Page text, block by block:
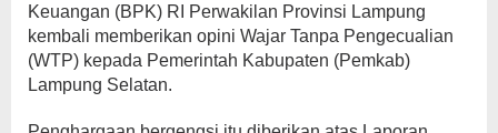
Keuangan (BPK) RI Perwakilan Provinsi Lampung
kembali memberikan opini Wajar Tanpa Pengecualian
(WTP) kepada Pemerintah Kabupaten (Pemkab)
Lampung Selatan.